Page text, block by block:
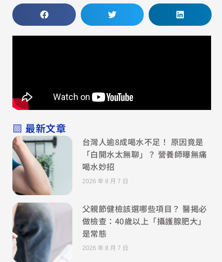
▧ 最新文章
台灣人逾8成喝水不足！ 原因竟是
「白開水太無聊」？ 營養師曝無痛
喝水妙招
2026 年 8 月 7 日
父親節健檢該選哪些項目？ 醫揭必
做檢查：40歲以上「攝護腺肥大」
是常態
2026 年 8 月 7 日